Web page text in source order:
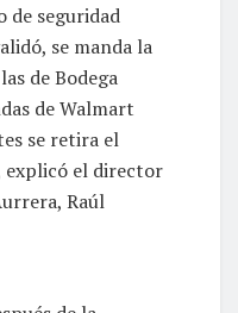
de seguridad
se manda la
de Bodega
de Walmart
se retira el
explicó el director
Raúl